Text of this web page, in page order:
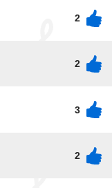
2
2
3
2